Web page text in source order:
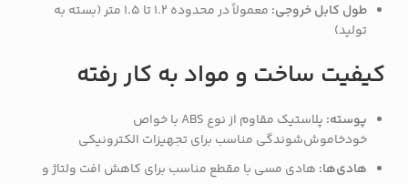
طول کابل خروجی:
معمولاً در محدوده 1.2 تا 1.5 متر (بسته به
تولید)
کیفیت ساخت و مواد به کار رفته
پوسته:
پلاستیک مقاوم از نوع ABS با خواص
خودخاموش‌شوندگی مناسب برای تجهیزات الکترونیکی
هادی‌ها: هادی مسی با مقطع مناسب برای کاهش افت ولتاژ و